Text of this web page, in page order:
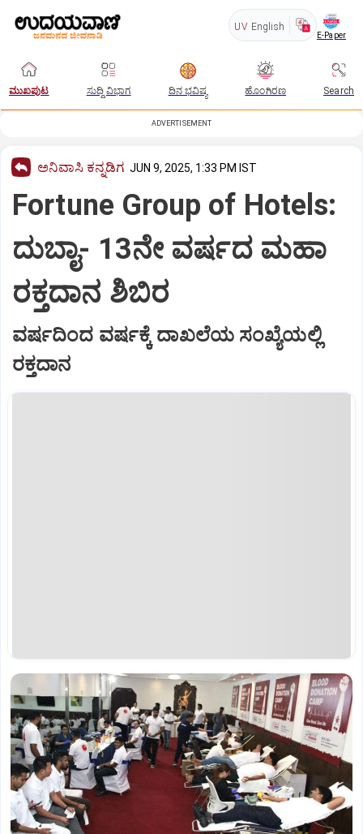
UV English
E-Paper
ಮುಖಪುಟ ಸುದ್ದಿ ವಿಭಾಗ ದಿನ ಭವಿಷ್ಯ ಹೊಂಗಿರಣ Search
ADVERTISEMENT
ಅನಿವಾಸಿ ಕನ್ನಡಿಗ JUN 9, 2025, 1:33 PM IST
Fortune Group of Hotels:
ದುಬಾೖ- 13ನೇ ವರ್ಷದ ಮಹಾ
ರಕ್ತದಾನ ಶಿಬಿರ
ವರ್ಷದಿಂದ ವರ್ಷಕ್ಕೆ ದಾಖಲೆಯ ಸಂಖ್ಯೆಯಲ್ಲಿ
ರಕ್ತದಾನ